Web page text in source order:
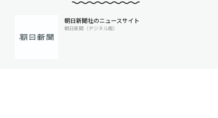
朝日新聞社のニュースサイト
朝日新聞（デジタル版）